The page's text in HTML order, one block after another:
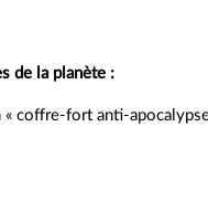
de la planète :
coffre-fort anti-